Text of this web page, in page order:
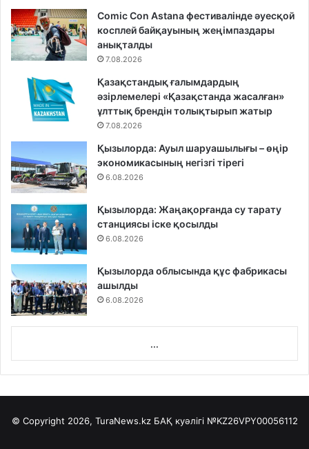
Comic Con Astana фестивалінде әуесқой
косплей байқауының жеңімпаздары
анықталды
7.08.2026
Қазақстандық ғалымдардың
әзірлемелері «Қазақстанда жасалған»
ұлттық брендін толықтырып жатыр
7.08.2026
Қызылорда: Ауыл шаруашылығы – өңір
экономикасының негізгі тірегі
6.08.2026
Қызылорда: Жаңақорғанда су тарату
станциясы іске қосылды
6.08.2026
Қызылорда облысында құс фабрикасы
ашылды
6.08.2026
...
© Copyright 2026, TuraNews.kz БАҚ куәлігі №KZ26VPY00056112